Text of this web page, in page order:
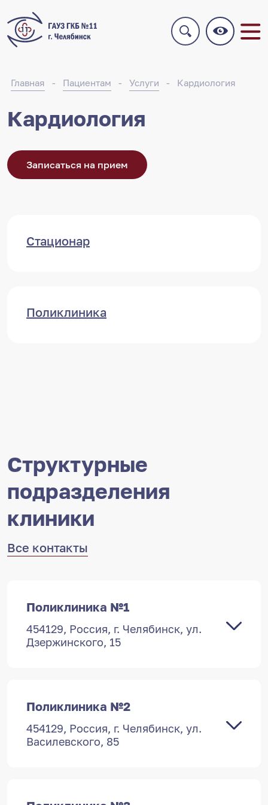
Главная Пациентам Услуги Кардиология
Кардиология
Записаться на прием
Стационар
Поликлиника
Структурные
подразделения
клиники
Все контакты
Поликлиника №1
454129, Россия, г. Челябинск, ул.
Дзержинского, 15
Поликлиника №2
454129, Россия, г. Челябинск, ул.
Василевского, 85